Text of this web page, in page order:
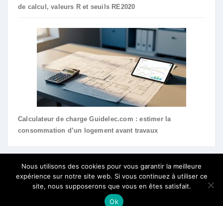
de calcul, valeurs R et seuils RE2020
Calculateur de charge Guidelec.com : estimer la
consommation d’un logement avant travaux
Nous utilisons des cookies pour vous garantir la meilleure
expérience sur notre site web. Si vous continuez à utiliser ce
site, nous supposerons que vous en êtes satisfait.
Ok